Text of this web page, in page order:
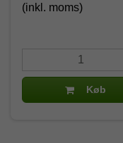
(inkl. moms)
Køb